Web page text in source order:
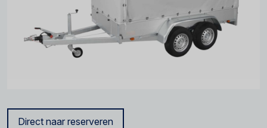
Direct naar reserveren